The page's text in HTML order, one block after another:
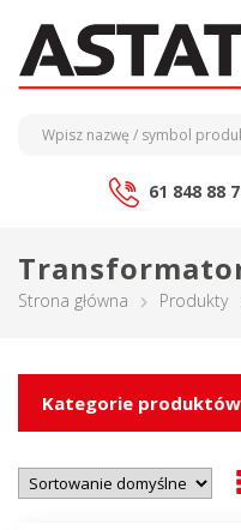
61 848 88
Strona główna Produkty
Kategorie produktów